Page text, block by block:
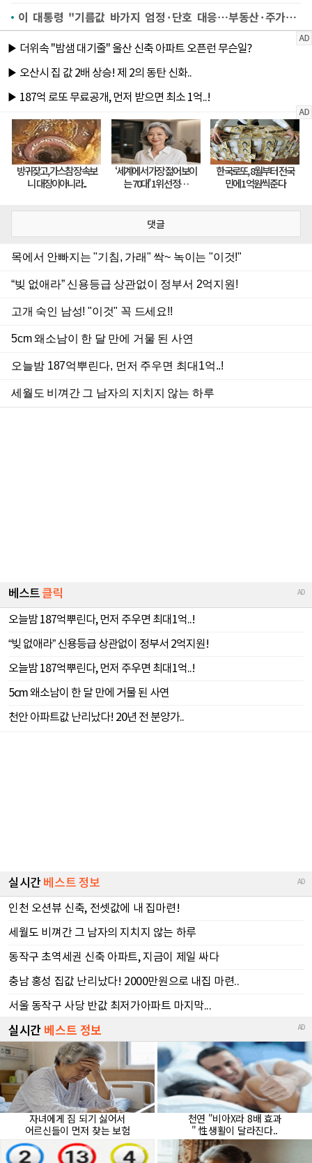
이 대통령 "기름값 바가지 엄정·단호 대응…부동산·주가조작 등 7대 비정상 정상화"(종합)
댓글